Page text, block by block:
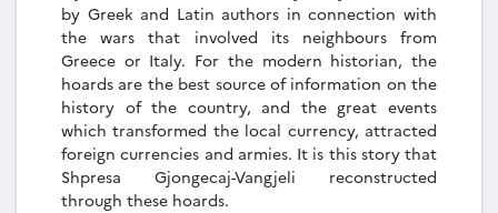
by Greek and Latin authors in connection with
the wars that involved its neighbours from
Greece or Italy. For the modern historian, the
hoards are the best source of information on the
history of the country, and the great events
which transformed the local currency, attracted
foreign currencies and armies. It is this story that
Shpresa Gjongecaj-Vangjeli reconstructed
through these hoards.